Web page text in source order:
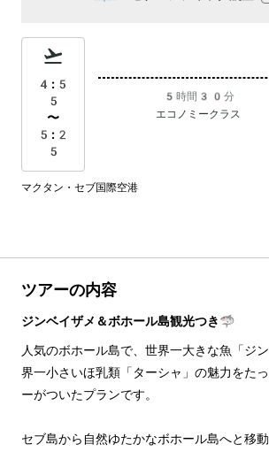
4:5
5
〜
5:2
5
5時間30分
エコノミークラス
マクタン・セブ国際空港
ツアーの内容
ジンベイザメ＆ボホール島観光つき🦈
人気のボホール島で、世界一大きな魚「ジ
界一小さいほ乳類「ターシャ」の魅力をた
ーがついたプランです。
セブ島から自然ゆたかなボホール島へと移